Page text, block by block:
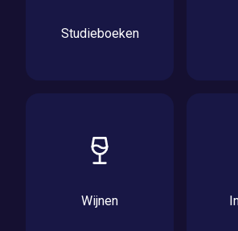
Studieboeken
Wijnen